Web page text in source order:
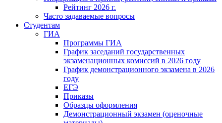
Рейтинг 2026 г.
Часто задаваемые вопросы
Студентам
ГИА
Программы ГИА
График заседаний государственных
экзаменационных комиссий в 2026 году
График демонстрационного экзамена в 2026
году
ЕГЭ
Приказы
Образцы оформления
Демонстрационный экзамен (оценочные